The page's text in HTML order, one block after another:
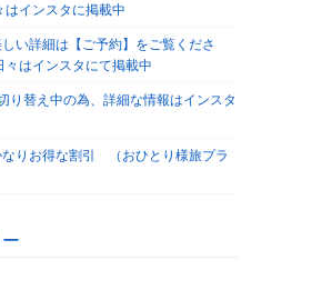
インスタに掲載中
い詳細は【ご予約】をご覧くださ
インスタにて掲載中
り替え中の為、詳細な情報はインスタ
なりお得な割引 （おひとり様旅プラ